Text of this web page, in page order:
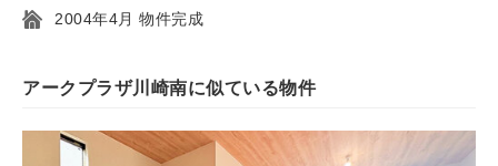
2004年4月 物件完成
アークプラザ川崎南に似ている物件